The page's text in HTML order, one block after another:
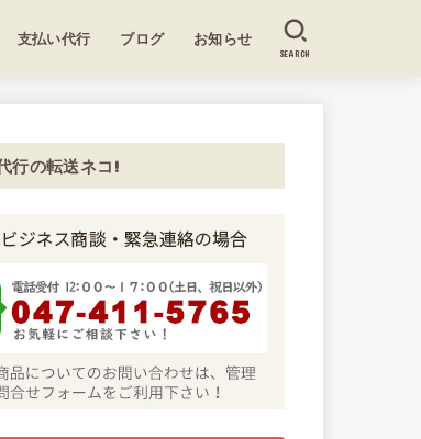
支払い代行 ブログ お知らせ
SEARCH
行の転送ネコ!